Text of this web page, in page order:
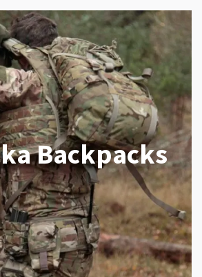
Backpacks